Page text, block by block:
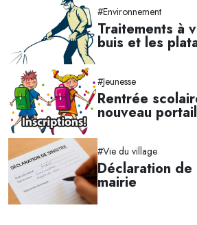
#Environnement
Traitements à
buis et les
#Jeunesse
Rentrée
nouveau
#Vie du village
Déclaration de
mairie